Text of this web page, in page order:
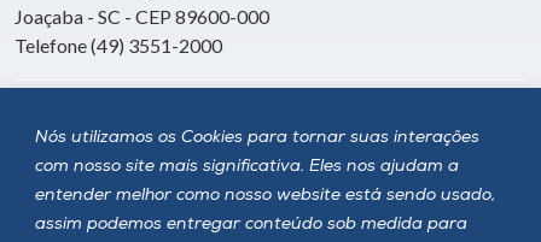
Nós utilizamos os Cookies para tornar suas interações
com nosso site mais significativa. Eles nos ajudam a
entender melhor como nosso website está sendo usado,
assim podemos entregar conteúdo sob medida para
Joaçaba - SC - CEP 89600-000
Telefone (49) 3551-2000
Siga a Unoesc